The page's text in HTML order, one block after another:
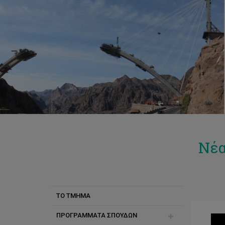
ΤΟ ΤΜΗΜΑ
ΠΡΟΓΡΑΜΜΑΤΑ ΣΠΟΥΔΩΝ